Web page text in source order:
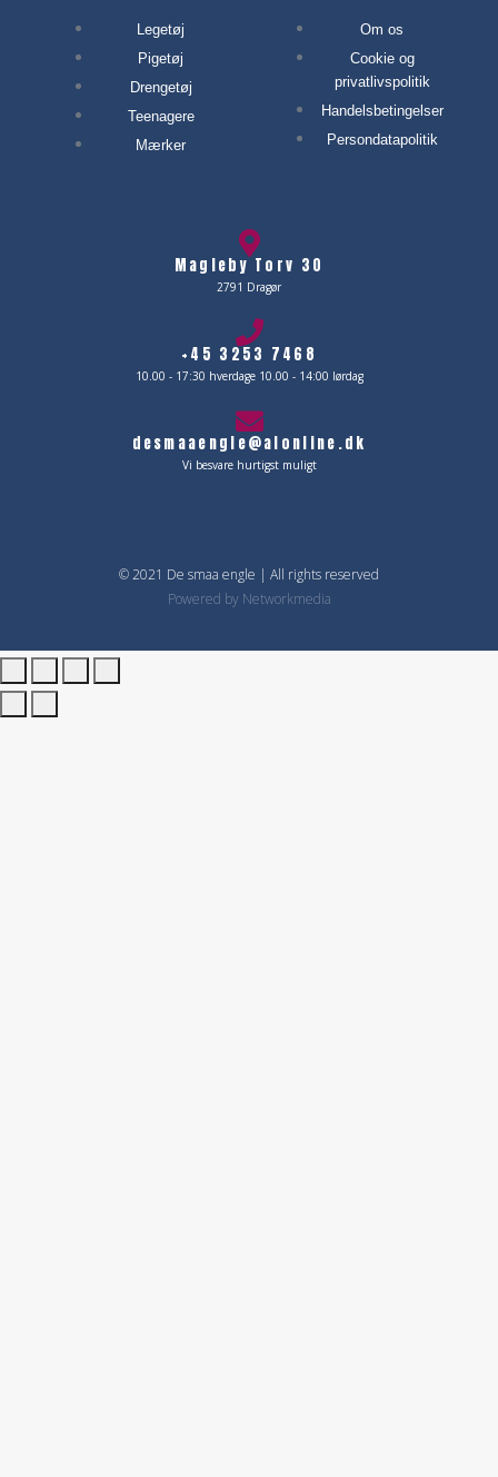
Legetøj
Pigetøj
Drengetøj
Teenagere
Mærker
Om os
Cookie og
privatlivspolitik
Handelsbetingelser
Persondatapolitik
Magleby Torv 30
2791 Dragør
+45 3253 7468
10.00 - 17:30 hverdage 10.00 - 14:00 lørdag
desmaaengle@alonline.dk
Vi besvare hurtigst muligt
© 2021 De smaa engle | All rights reserved
Powered by Networkmedia